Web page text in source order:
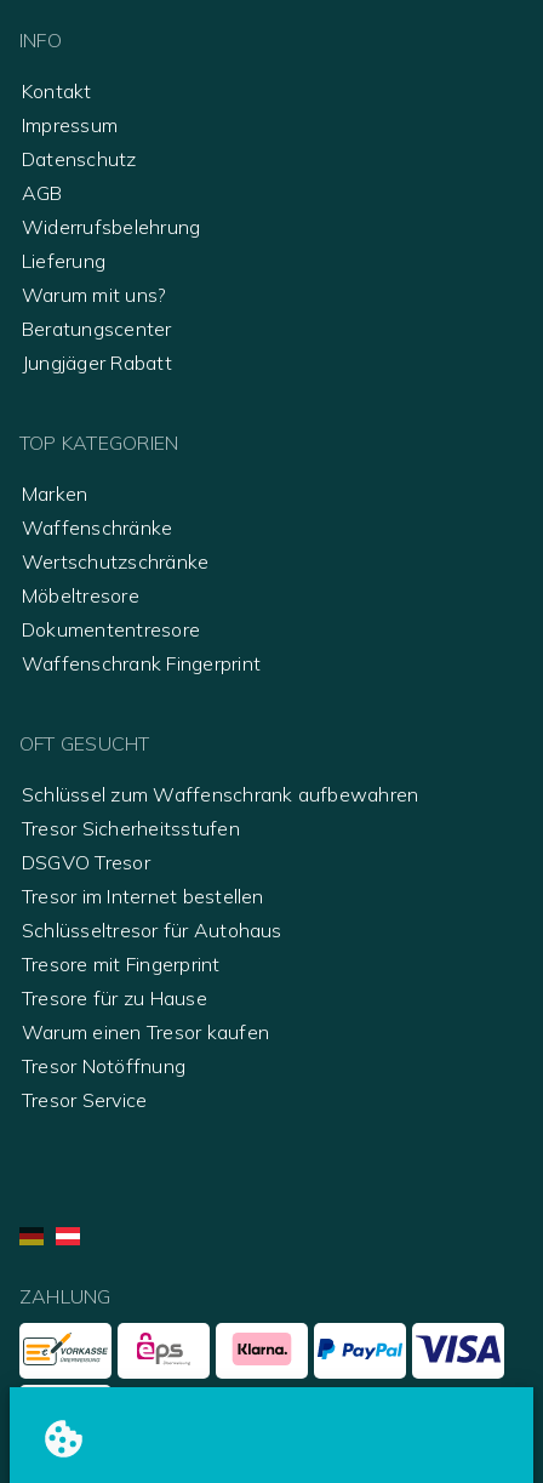
INFO
Kontakt
Impressum
Datenschutz
AGB
Widerrufsbelehrung
Lieferung
Warum mit uns?
Beratungscenter
Jungjäger Rabatt
TOP KATEGORIEN
Marken
Waffenschränke
Wertschutzschränke
Möbeltresore
Dokumententresore
Waffenschrank Fingerprint
OFT GESUCHT
Schlüssel zum Waffenschrank aufbewahren
Tresor Sicherheitsstufen
DSGVO Tresor
Tresor im Internet bestellen
Schlüsseltresor für Autohaus
Tresore mit Fingerprint
Tresore für zu Hause
Warum einen Tresor kaufen
Tresor Notöffnung
Tresor Service
ZAHLUNG